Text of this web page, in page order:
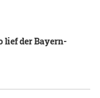
lief der Bayern-